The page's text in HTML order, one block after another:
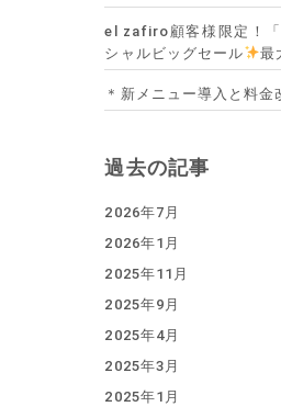
el zafiro顧客様限定！
シャルビッグセール
最
＊新メニュー導入と料金
過去の記事
2026年7月
2026年1月
2025年11月
2025年9月
2025年4月
2025年3月
2025年1月